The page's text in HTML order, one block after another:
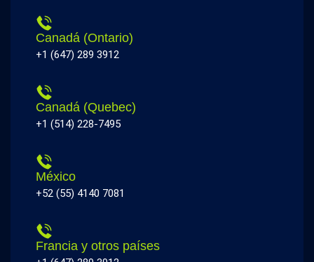
Canadá (Ontario)
+1 (647) 289 3912
Canadá (Quebec)
+1 (514) 228-7495
México
+52 (55) 4140 7081
Francia y otros países